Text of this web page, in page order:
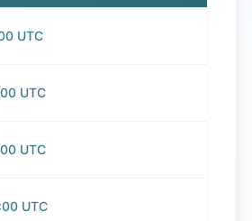
UTC
UTC
UTC
UTC